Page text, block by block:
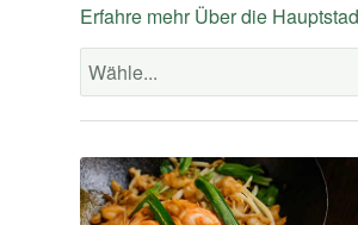
Erfahre mehr Über die